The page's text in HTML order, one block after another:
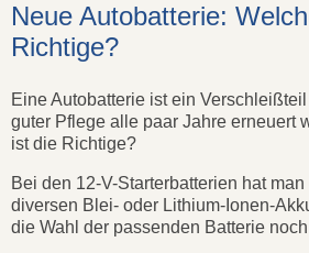
Neue Autobatterie:
Richtige?
Eine Autobatterie ist ein
guter Pflege alle paar Jahre erneuert
ist die Richtige?
Bei den 12-V-Starterbatterien hat
diversen Blei- oder Lithium-Ionen-
die Wahl der passenden Batterie